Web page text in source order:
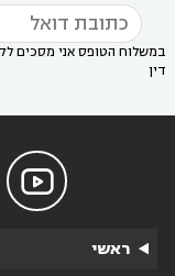
במשלוח הטופס אני מסכים
דין

ראשי